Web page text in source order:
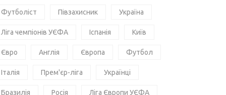
Футболіст Півзахисник Україна
Ліга чемпіонів УЄФА Іспанія Київ
Євро Англія Європа Футбол
Італія Прем'єр-ліга Українці
Бразилія Росія Ліга Європи УЄФА